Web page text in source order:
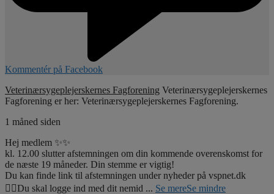
Kommentér på Facebook
Veterinærsygeplejerskernes Fagforening Veterinærsygeplejerskernes
Fagforening er her: Veterinærsygeplejerskernes Fagforening.
1 måned siden
Hej medlem ✨✨
kl. 12.00 slutter afstemningen om din kommende overenskomst for
de næste 19 måneder. Din stemme er vigtig!
Du kan finde link til afstemningen under nyheder på vspnet.dk
☝🏼Du skal logge ind med dit nemid ... Se mereSe mindre